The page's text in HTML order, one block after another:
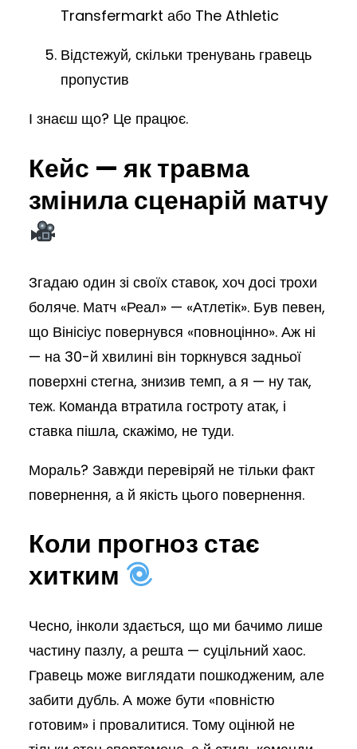
Transfermarkt або The Athletic
Відстежуй, скільки тренувань гравець
пропустив
І знаєш що? Це працює.
Кейс — як травма
змінила сценарій матчу
Згадаю один зі своїх ставок, хоч досі трохи
боляче. Матч «Реал» — «Атлетік». Був певен,
що Вінісіус повернувся «повноцінно». Аж ні
— на 30-й хвилині він торкнувся задньої
поверхні стегна, знизив темп, а я — ну так,
теж. Команда втратила гостроту атак, і
ставка пішла, скажімо, не туди.
Мораль? Завжди перевіряй не тільки факт
повернення, а й якість цього повернення.
Коли прогноз стає
хитким
Чесно, інколи здається, що ми бачимо лише
частину пазлу, а решта — суцільний хаос.
Гравець може виглядати пошкодженим, але
забити дубль. А може бути «повністю
готовим» і провалитися. Тому оцінюй не